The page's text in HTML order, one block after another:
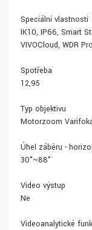
Speciální vlastnosti
IK10, IP66, Smart
VIVOCloud, WDR
Spotřeba
12,95
Typ objektivu
Motorzoom
Úhel záběru -
30°~88°
Video výstup
Ne
Videoanalytické